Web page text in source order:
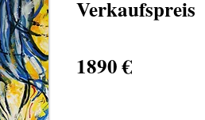
Verkaufspreis
1890 €